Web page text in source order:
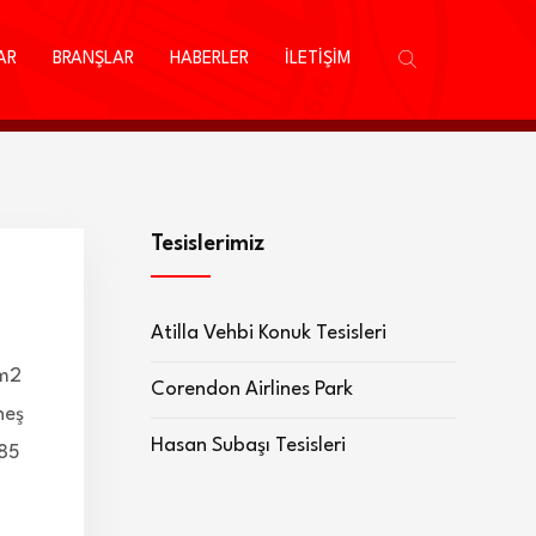
BRANŞLAR HABERLER İLETİŞİM
Tesislerimiz
Atilla Vehbi Konuk Tesisleri
Corendon Airlines Park
Hasan Subaşı Tesisleri